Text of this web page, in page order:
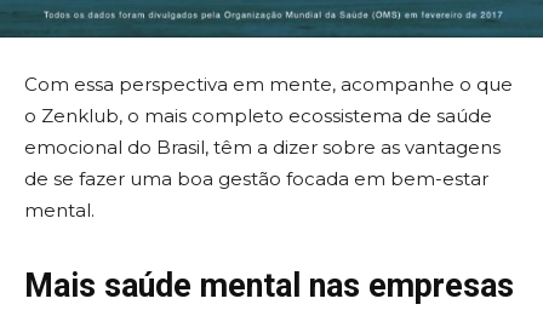
Com essa perspectiva em mente, acompanhe o que
o Zenklub, o mais completo ecossistema de saúde
emocional do Brasil, têm a dizer sobre as vantagens
de se fazer uma boa gestão focada em bem-estar
mental.
Mais saúde mental nas empresas